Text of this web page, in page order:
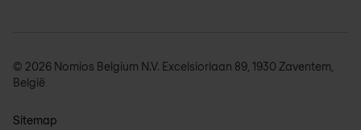
© 2026 Nomios Belgium N.V. Excelsiorlaan 89, 1930 Zaventem,
België
Sitemap